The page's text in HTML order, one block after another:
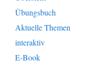
Übungsbuch
Aktuelle Themen
interaktiv
E-Book